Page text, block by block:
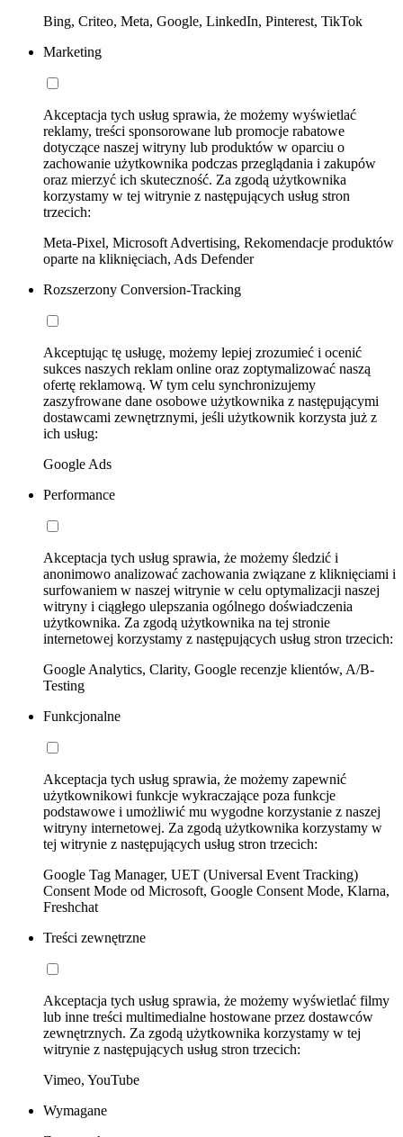
Bing, Criteo, Meta, Google, LinkedIn, Pinterest, TikTok
Marketing
Akceptacja tych usług sprawia, że możemy wyświetlać
reklamy, treści sponsorowane lub promocje rabatowe
dotyczące naszej witryny lub produktów w oparciu o
zachowanie użytkownika podczas przeglądania i zakupów
oraz mierzyć ich skuteczność. Za zgodą użytkownika
korzystamy w tej witrynie z następujących usług stron
trzecich:
Meta-Pixel, Microsoft Advertising, Rekomendacje produktów
oparte na kliknięciach, Ads Defender
Rozszerzony Conversion-Tracking
Akceptując tę usługę, możemy lepiej zrozumieć i ocenić
sukces naszych reklam online oraz zoptymalizować naszą
ofertę reklamową. W tym celu synchronizujemy
zaszyfrowane dane osobowe użytkownika z następującymi
dostawcami zewnętrznymi, jeśli użytkownik korzysta już z
ich usług:
Google Ads
Performance
Akceptacja tych usług sprawia, że możemy śledzić i
anonimowo analizować zachowania związane z kliknięciami i
surfowaniem w naszej witrynie w celu optymalizacji naszej
witryny i ciągłego ulepszania ogólnego doświadczenia
użytkownika. Za zgodą użytkownika na tej stronie
internetowej korzystamy z następujących usług stron trzecich:
Google Analytics, Clarity, Google recenzje klientów, A/B-
Testing
Funkcjonalne
Akceptacja tych usług sprawia, że możemy zapewnić
użytkownikowi funkcje wykraczające poza funkcje
podstawowe i umożliwić mu wygodne korzystanie z naszej
witryny internetowej. Za zgodą użytkownika korzystamy w
tej witrynie z następujących usług stron trzecich:
Google Tag Manager, UET (Universal Event Tracking)
Consent Mode od Microsoft, Google Consent Mode, Klarna,
Freshchat
Treści zewnętrzne
Akceptacja tych usług sprawia, że możemy wyświetlać filmy
lub inne treści multimedialne hostowane przez dostawców
zewnętrznych. Za zgodą użytkownika korzystamy w tej
witrynie z następujących usług stron trzecich:
Vimeo, YouTube
Wymagane